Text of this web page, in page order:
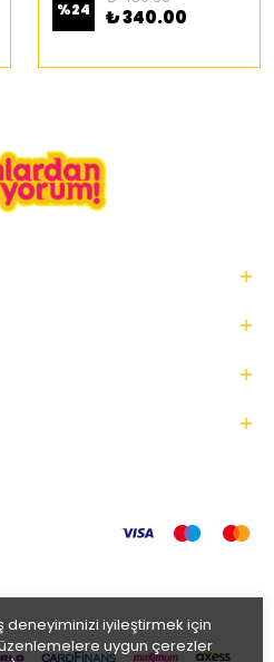
deneyiminizi iyileştirmek için
uygun çerezler
%24 ₺ 340.00